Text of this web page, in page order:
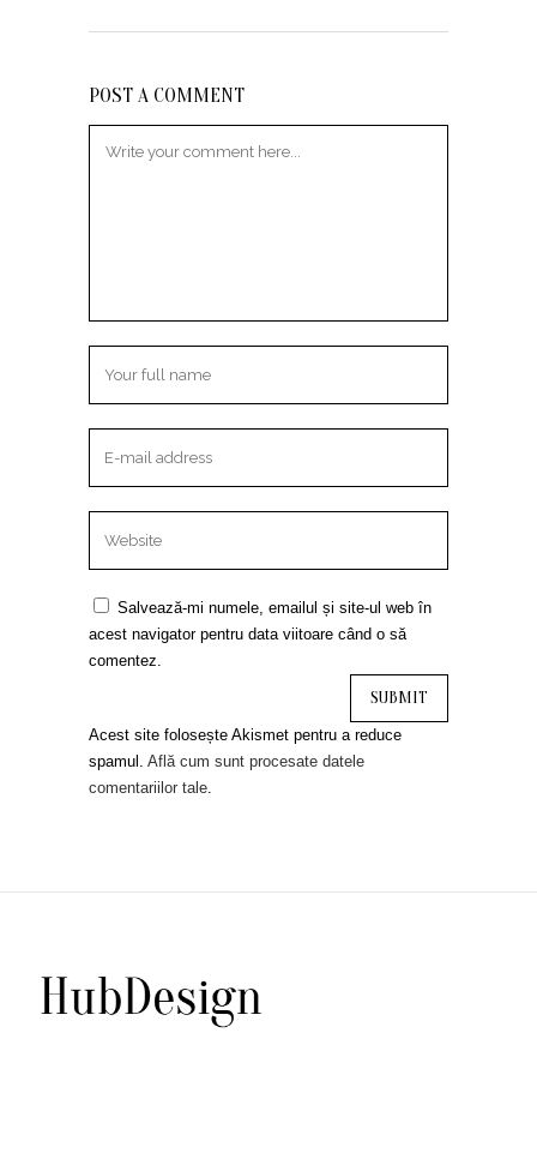
POST A COMMENT
Salvează-mi numele, emailul și site-ul web în
acest navigator pentru data viitoare când o să
comentez.
Acest site folosește Akismet pentru a reduce
spamul. Află cum sunt procesate datele
comentariilor tale.